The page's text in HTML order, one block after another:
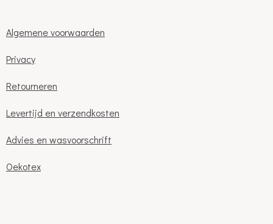
Algemene voorwaarden
Privacy
Retourneren
Levertijd en verzendkosten
Advies en wasvoorschrift
Oekotex